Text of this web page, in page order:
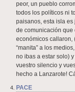
peor, un pueblo
todos los políticos ni
paisanos, esta isla
de comunicación que
económicos callaron,
“manita” a los
no ibas a estar solo)
vuestro silencio y
hecho a Lanzarote!
PACE